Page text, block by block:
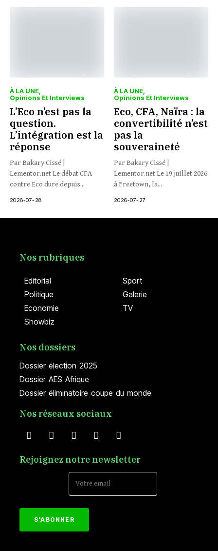
À LA UNE
Opinions Et Interviews
L’Eco n’est pas la
question.
L’intégration est la
réponse
Par Bakary Cissé |
Lementor.net Le débat CFA
contre Eco dure depuis...
2026-07-28
À LA UNE
Opinions Et Interviews
Eco, CFA, Naïra : la
convertibilité n’est
pas la
souveraineté
Par Bakary Cissé |
Lementor.net Le 19 juillet 2026
à Freetown, la...
2026-07-27
Editorial
Politique
Economie
Showbiz
Sport
Galerie
TV
Nos rubriques
Dossier élection 2025
Dossier AES Afrique
Dossier éliminatoire coupe du monde
Nos dossiers
Nos réseaux sociaux
Rejoignez notre newsletter